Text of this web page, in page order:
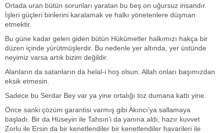
Ortada uran bütün sorunları yaratan bu beş on uğursuz insandır.
İşleri güçleri birilerini karalamak ve halkı yönetenlere düşman
etmektir.
Bu güne kadar gelen giden bütün Hükümetler halkımızı hakça bir
düzen içinde yürütmüşlerdir. Bu nedenle yer altında, yer üstünde
neyimiz varsa artık bizim değildir.
Alanların da satanların da helal-i hoş olsun. Allah onları başımızdan
eksik etmesin.
Sadece bu Serdar Bey var ya yine ortalığı toz dumana kattı yine.
Önce sanki çözüm garantisi varmış gibi Akıncı’ya sallamaya
başladı. Bir da Hüseyin ile Tahsın’i da yanına aldı, hazır kuvvet
Zorlu ile Ersin da bir kenetlendiler bir kenetlendiler havarileri ile